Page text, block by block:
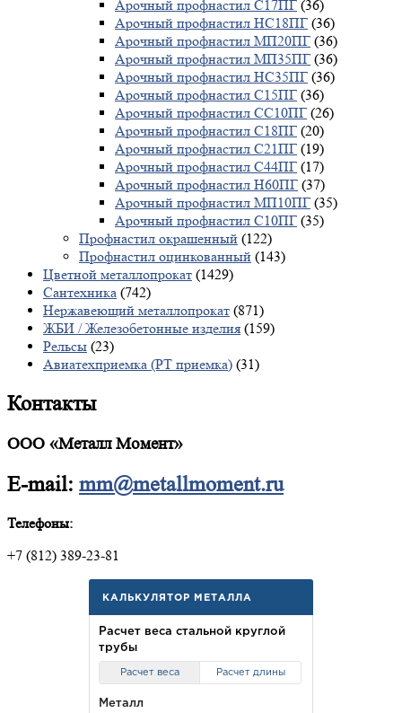
Арочный профнастил С17ПГ (36)
Арочный профнастил НС18ПГ (36)
Арочный профнастил МП20ПГ (36)
Арочный профнастил МП35ПГ (36)
Арочный профнастил НС35ПГ (36)
Арочный профнастил С15ПГ (36)
Арочный профнастил СС10ПГ (26)
Арочный профнастил С18ПГ (20)
Арочный профнастил С21ПГ (19)
Арочный профнастил С44ПГ (17)
Арочный профнастил Н60ПГ (37)
Арочный профнастил МП10ПГ (35)
Арочный профнастил С10ПГ (35)
Профнастил окрашенный (122)
Профнастил оцинкованный (143)
Цветной металлопрокат (1429)
Сантехника (742)
Нержавеющий металлопрокат (871)
ЖБИ / Железобетонные изделия (159)
Рельсы (23)
Авиатехприемка (РТ приемка) (31)
Контакты
ООО «Металл Момент»
E-mail: mm@metallmoment.ru
Телефоны:
+7 (812) 389-23-81